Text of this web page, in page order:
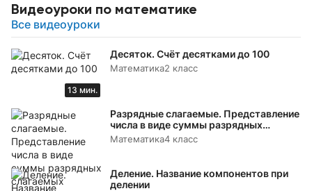
Видеоуроки по математике
Все видеоуроки
13 мин.
Десяток. Счёт десятками до 100
Математика2 класс
Разрядные слагаемые. Представление
числа в виде суммы разрядных
слагаемых
Математика4 класс
Деление. Название компонентов при
делении